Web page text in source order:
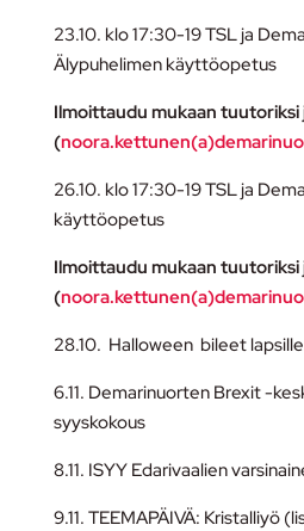
23.10. klo 17:30-19 TSL ja
Älypuhelimen käyttöopetus
Ilmoittaudu mukaan
(
26.10. klo 17:30-19 TSL ja
käyttöopetus
Ilmoittaudu mukaan
(
28.10. Halloween bileet lapsille
6.11. Demarinuorten Brexit -
syyskokous
8.11. ISYY Edarivaalien
9.11. TEEMAPÄIVÄ: Kristalliyö